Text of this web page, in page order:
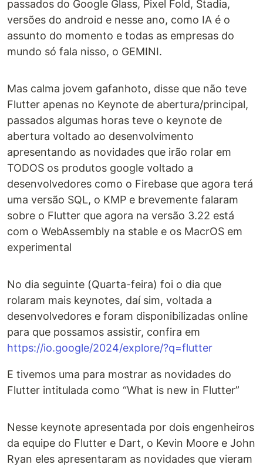
passados do Google Glass, Pixel Fold, Stadia,
versões do android e nesse ano, como IA é o
assunto do momento e todas as empresas do
mundo só fala nisso, o GEMINI.
Mas calma jovem gafanhoto, disse que não teve
Flutter apenas no Keynote de abertura/principal,
passados algumas horas teve o keynote de
abertura voltado ao desenvolvimento
apresentando as novidades que irão rolar em
TODOS os produtos google voltado a
desenvolvedores como o Firebase que agora terá
uma versão SQL, o KMP e brevemente falaram
sobre o Flutter que agora na versão 3.22 está
com o WebAssembly na stable e os MacrOS em
experimental
No dia seguinte (Quarta-feira) foi o dia que
rolaram mais keynotes, daí sim, voltada a
desenvolvedores e foram disponibilizadas online
para que possamos assistir, confira em
https://io.google/2024/explore/?q=flutter
E tivemos uma para mostrar as novidades do
Flutter intitulada como “What is new in Flutter”
Nesse keynote apresentada por dois engenheiros
da equipe do Flutter e Dart, o Kevin Moore e John
Ryan eles apresentaram as novidades que vieram